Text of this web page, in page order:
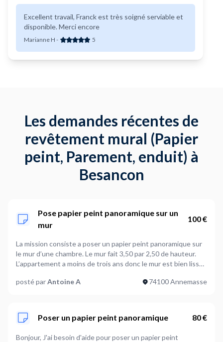
Excellent travail, Franck est très soigné serviable et
disponible. Merci encore
Marianne H - 5
Les demandes récentes de
revêtement mural (Papier
peint, Parement, enduit) à
Besancon
Pose papier peint panoramique sur un
mur
100 €
La mission consiste a poser un papier peint panoramique sur
le mur d’une chambre. Le mur fait 3,50 par 2,50 de hauteur.
L’appartement a moins de trois ans donc le mur est bien lisse,
mur est un rectangle parfait avec seulement une prise de
posté parAntoine A 74100 Annemasse
Poser un papier peint panoramique 80 €
Bonjour, J'ai besoin d'aide pour poser un papier peint